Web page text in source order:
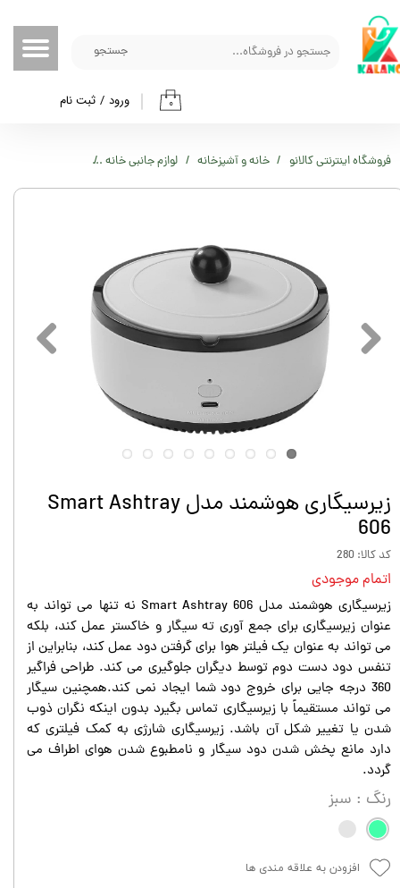
جستجو
۰ ورود / ثبت نام
حساب کاربری من
تغییر گذر واژه
خروج از حساب کاربری
فروشگاه اینترنتی کالانو خانه و آشپزخانه لوازم جانبی خانه
زیرسیگاری هوشمند مدل Smart Ashtray
606‏
کد کالا: 280
اتمام موجودی
زیرسیگاری هوشمند مدل Smart Ashtray 606‏ نه تنها می تواند به
عنوان زیرسیگاری برای جمع آوری ته سیگار و خاکستر عمل کند، بلکه
می تواند به عنوان یک فیلتر هوا برای گرفتن دود عمل کند، بنابراین از
تنفس دود دست دوم توسط دیگران جلوگیری می کند. طراحی فراگیر
360 درجه جایی برای خروج دود شما ایجاد نمی کند.همچنین سیگار
می تواند مستقیماً با زیرسیگاری تماس بگیرد بدون اینکه نگران ذوب
شدن یا تغییر شکل آن باشد. زیرسیگاری شارژی به کمک فیلتری که
دارد مانع پخش شدن دود سیگار و نامطبوع شدن هوای اطراف می
گردد.
رنگ : سبز
افزودن به علاقه مندی ها